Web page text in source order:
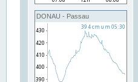
DONAU - Passau